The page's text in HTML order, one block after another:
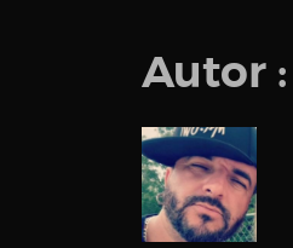
Autor :